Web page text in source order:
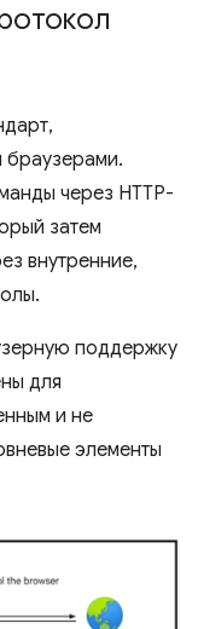
через HTTP-
затем
внутренние,
поддержку
для
и не
элементы